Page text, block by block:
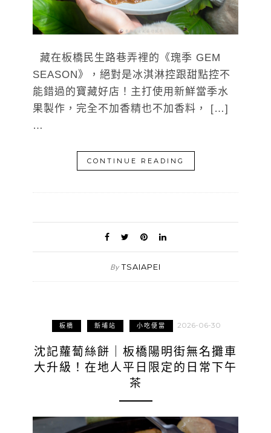
藏在板橋民生路巷弄裡的《瑰季 GEM
SEASON》，絕對是冰淇淋控跟甜點控不
能錯過的寶藏好店！主打使用新鮮當季水
果製作，完全不加香精也不加香料， […]
…
CONTINUE READING
By TSAIAPEI
板橋 新埔站 小吃便當 2026-06-30
沈記蘿蔔絲餅｜板橋陽明街無名攤車
大升級！在地人平日限定的日常下午
茶